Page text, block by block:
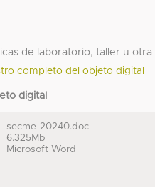
de laboratorio, taller u
completo del objeto digital
digital
secme-20240.doc
6.325Mb
Microsoft Word